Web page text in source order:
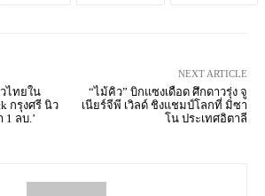
ไทยใน
กรุงศรี นิว
ลบ.’
NEXT ARTICLE
“ไม้คิว” บิกแซงเดือด ศึกดาวรุ่ง จู
เนียร์จีพี เวิลด์ ชิงแชมป์โลกที่ มิซา
โน ประเทศอิตาลี